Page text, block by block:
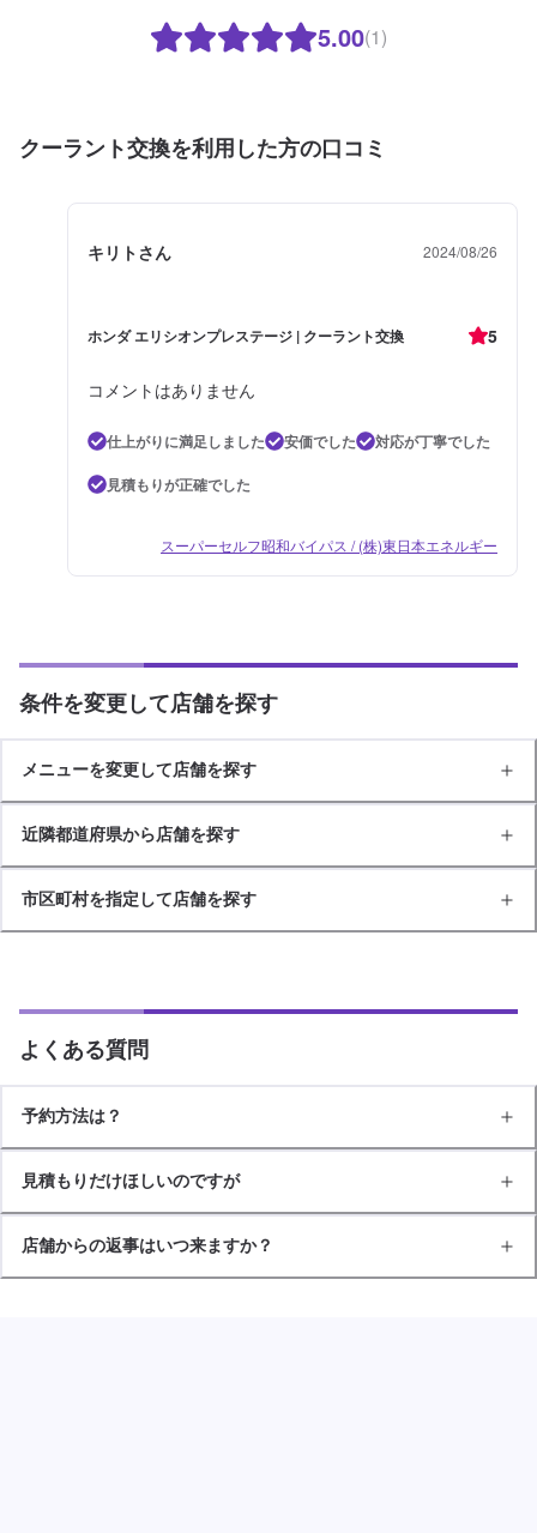
5.00(1)
クーラント交換を利用した方の口コミ
キリトさん 2024/08/26
ホンダ エリシオンプレステージ | クーラント交換 5
コメントはありません
仕上がりに満足しました 安価でした
対応が丁寧でした
見積もりが正確でした
スーパーセルフ昭和バイパス / (株)東日本エネルギー
条件を変更して店舗を探す
メニューを変更して店舗を探す
近隣都道府県から店舗を探す
市区町村を指定して店舗を探す
よくある質問
予約方法は？
見積もりだけほしいのですが
店舗からの返事はいつ来ますか？